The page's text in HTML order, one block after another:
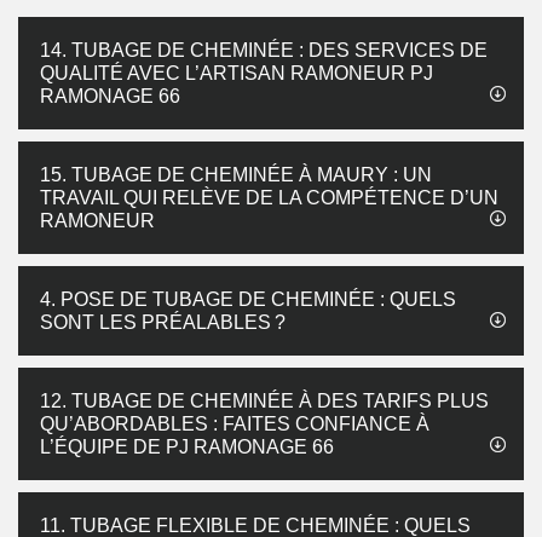
14. TUBAGE DE CHEMINÉE : DES SERVICES DE
QUALITÉ AVEC L’ARTISAN RAMONEUR PJ
RAMONAGE 66
15. TUBAGE DE CHEMINÉE À MAURY : UN
TRAVAIL QUI RELÈVE DE LA COMPÉTENCE D’UN
RAMONEUR
4. POSE DE TUBAGE DE CHEMINÉE : QUELS
SONT LES PRÉALABLES ?
12. TUBAGE DE CHEMINÉE À DES TARIFS PLUS
QU’ABORDABLES : FAITES CONFIANCE À
L’ÉQUIPE DE PJ RAMONAGE 66
11. TUBAGE FLEXIBLE DE CHEMINÉE : QUELS